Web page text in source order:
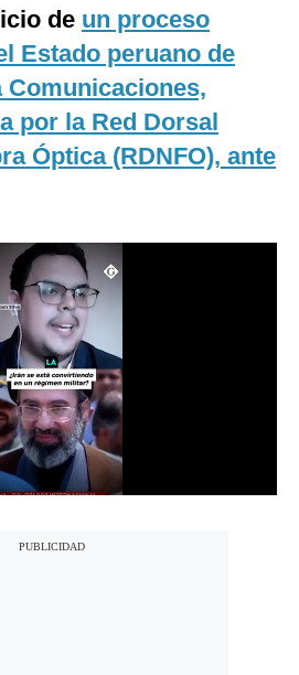
de un proceso
Estado peruano de
Comunicaciones,
por la Red Dorsal
Óptica (RDNFO), ante